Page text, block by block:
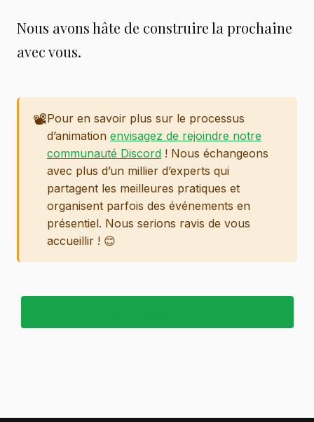
Nous avons hâte de construire la prochaine
avec vous.
📽️Pour en savoir plus sur le processus
d’animation envisagez de rejoindre notre
communauté Discord ! Nous échangeons
avec plus d’un millier d’experts qui
partagent les meilleures pratiques et
organisent parfois des événements en
présentiel. Nous serions ravis de vous
accueillir ! 😊